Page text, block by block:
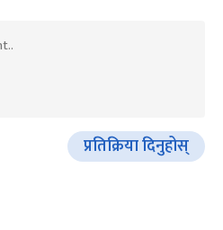
प्रतिक्रिया दिनुहोस्